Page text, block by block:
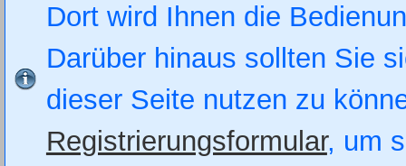
Dort wird Ihnen die
Darüber hinaus sollten Sie
dieser Seite nutzen zu
Registrierungsformular, um